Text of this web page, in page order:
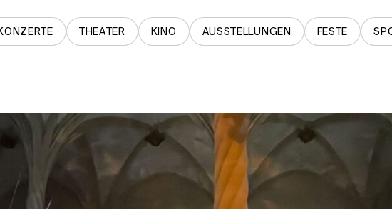
THEATER KINO AUSSTELLUNGEN FESTE